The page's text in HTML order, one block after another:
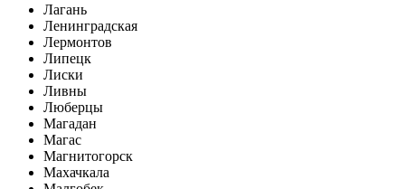
Лагань
Ленинградская
Лермонтов
Липецк
Лиски
Ливны
Люберцы
Магадан
Магас
Магнитогорск
Махачкала